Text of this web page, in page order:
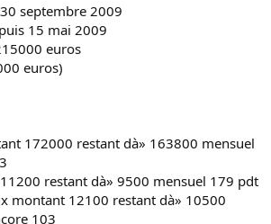
30 septembre 2009
15 mai 2009
euros
euros)
172000 restant dà» 163800 mensuel
restant dà» 9500 mensuel 179 pdt
montant 12100 restant dà» 10500
103